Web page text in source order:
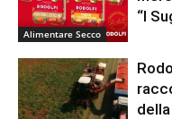
Alimentare Secco
“I